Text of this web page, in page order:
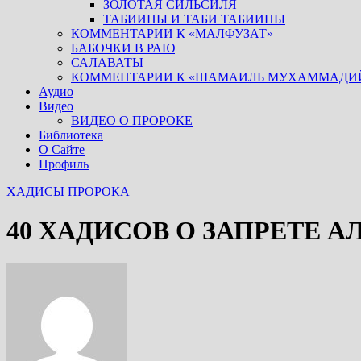
ЗОЛОТАЯ СИЛЬСИЛЯ
ТАБИИНЫ И ТАБИ ТАБИИНЫ
КОММЕНТАРИИ К «МАЛФУЗАТ»
БАБОЧКИ В РАЮ
САЛАВАТЫ
КОММЕНТАРИИ К «ШАМАИЛЬ
Аудио
Видео
ВИДЕО О ПРОРОКЕ
Библиотека
О Сайте
Профиль
ХАДИСЫ ПРОРОКА
40 ХАДИСОВ О ЗАПРЕТЕ